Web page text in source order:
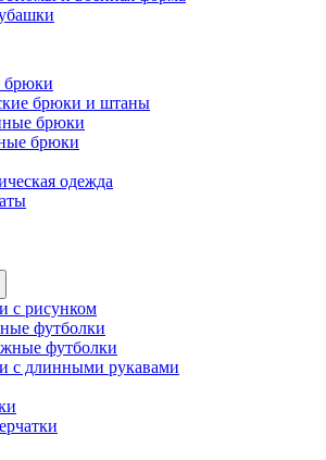
брюки
брюки и штаны
брюки
брюки
одежда
с рисунком
футболки
футболки
с длинными рукавами